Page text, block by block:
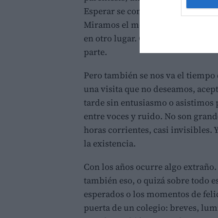
Esperar se convierte en algo que
Miramos el móvil, suspiramos,
en otro lugar. Como si la vida
parte.
Pero también se nos va el
una visita que no deseamos,
tarde sin entusiasmo o
entre voces y ruido. No son
horas corrientes, casi invisibles.
la existencia.
Con los años ocurre algo
también eso, o quizá sobre todo
esperados o los momentos de
puerta de un colegio: breves,